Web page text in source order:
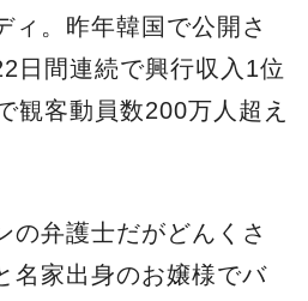
ィ。昨年韓国で公開さ
日間連続で興行収入1位
観客動員数200万人超え
の弁護士だがどんくさ
名家出身のお嬢様でバ